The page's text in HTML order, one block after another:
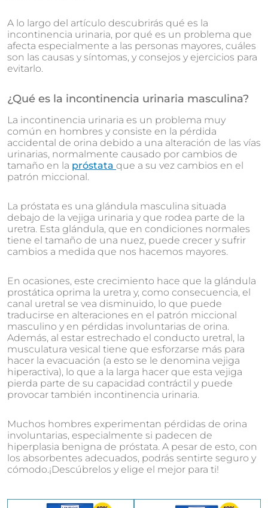
A lo largo del artículo descubrirás qué es la
incontinencia urinaria, por qué es un problema que
afecta especialmente a las personas mayores, cuáles
son las causas y síntomas, y consejos y ejercicios para
evitarlo.
¿Qué es la incontinencia urinaria masculina?
La incontinencia urinaria es un problema muy
común en hombres y consiste en la pérdida
accidental de orina debido a una alteración de las vías
urinarias, normalmente causado por cambios de
tamaño en la próstata que a su vez cambios en el
patrón miccional.
La próstata es una glándula masculina situada
debajo de la vejiga urinaria y que rodea parte de la
uretra. Esta glándula, que en condiciones normales
tiene el tamaño de una nuez, puede crecer y sufrir
cambios a medida que nos hacemos mayores.
En ocasiones, este crecimiento hace que la glándula
prostática oprima la uretra y, como consecuencia, el
canal uretral se vea disminuido, lo que puede
traducirse en alteraciones en el patrón miccional
masculino y en pérdidas involuntarias de orina.
Además, al estar estrechado el conducto uretral, la
musculatura vesical tiene que esforzarse más para
hacer la evacuación (a esto se le denomina vejiga
hiperactiva), lo que a la larga hacer que esta vejiga
pierda parte de su capacidad contráctil y puede
provocar también incontinencia urinaria.
Muchos hombres experimentan pérdidas de orina
involuntarias, especialmente si padecen de
hiperplasia benigna de próstata. A pesar de esto, con
los absorbentes adecuados, podrás sentirte seguro y
cómodo.¡Descúbrelos y elige el mejor para ti!